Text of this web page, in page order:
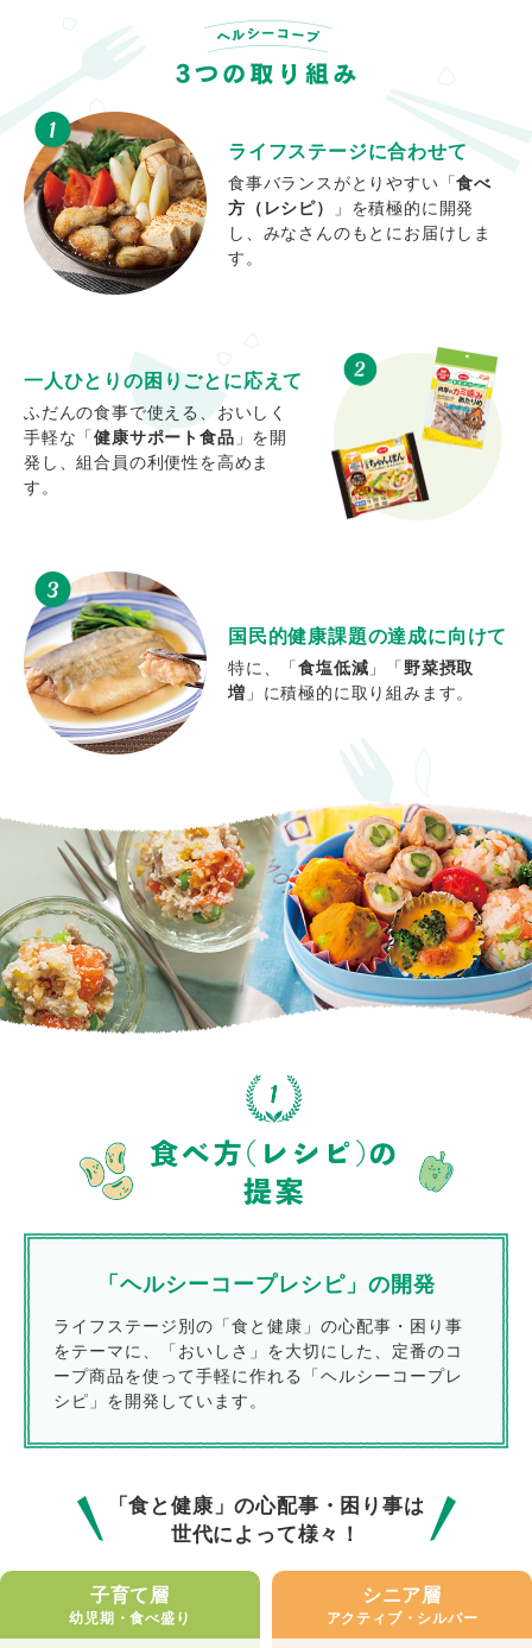
ライフステージに合わせて
食事バランスがとりやすい「食べ
方（レシピ）
」を積極的に開発
し、みなさんのもとにお届けしま
す。
一人ひとりの困りごとに応えて
ふだんの食事で使える、おいしく
手軽な「健康サポート食品 」を開
発し、組合員の利便性を高めま
す。
国民的健康課題の達成に向けて
特に、「食塩低減 」「野菜摂取
増 」に積極的に取り組みます。
「ヘルシーコープレシピ」の開発
ライフステージ別の「食と健康」の心配事・困り事
をテーマに、「おいしさ」を大切にした、定番のコ
ープ商品を使って手軽に作れる「ヘルシーコープレ
シピ」を開発しています。
「食と健康」の心配事・困り事は
世代によって様々！
子育て層
幼児期・食べ盛り
シニア層
アクティブ・シルバー